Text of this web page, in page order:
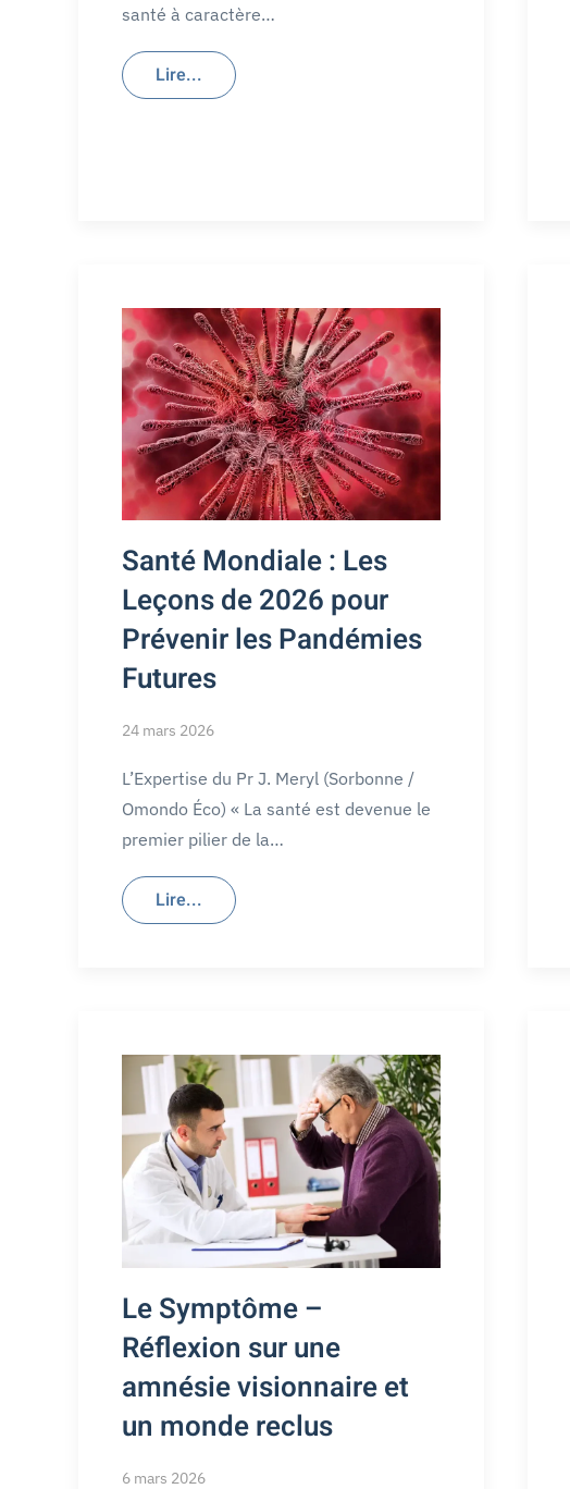
santé à caractère…
Lire...
Santé Mondiale : Les
Leçons de 2026 pour
Prévenir les Pandémies
Futures
24 mars 2026
L’Expertise du Pr J. Meryl (Sorbonne /
Omondo Éco) « La santé est devenue le
premier pilier de la…
Lire...
Le Symptôme –
Réflexion sur une
amnésie visionnaire et
un monde reclus
6 mars 2026